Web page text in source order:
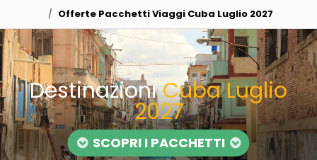
Offerte Pacchetti Viaggi Cuba Luglio 2027
DestinazioniCuba Luglio
2027
SCOPRI I PACCHETTI